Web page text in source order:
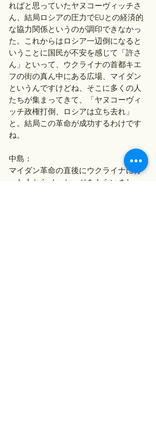
ればと思っていたヤヌコーヴィッチさ
ん、結局ロシアの圧力でEUとの経済的
な協力関係というのが調印できなかっ
た。これからはロシア一辺倒になると
いうことに国民が不安を感じて「許さ
ん」といって、ウクライナの首都キエ
フの街の真ん中にある広場、マイダン
というんですけどね、そこに多くの人
たちが集まってきて、「ヤヌコーヴィ
ッチ政権打倒、ロシアは立ち去れ」
と。結局この革命が成功するわけです
ね。
中島：
マイダン革命の直後にウクライナに行
った人からメッセージをもらいまし